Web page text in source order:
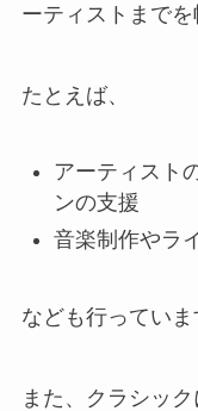
ーティストまでを
たとえば、
アーティスト
ンの支援
音楽制作やラ
なども行っていま
また、クラシッ